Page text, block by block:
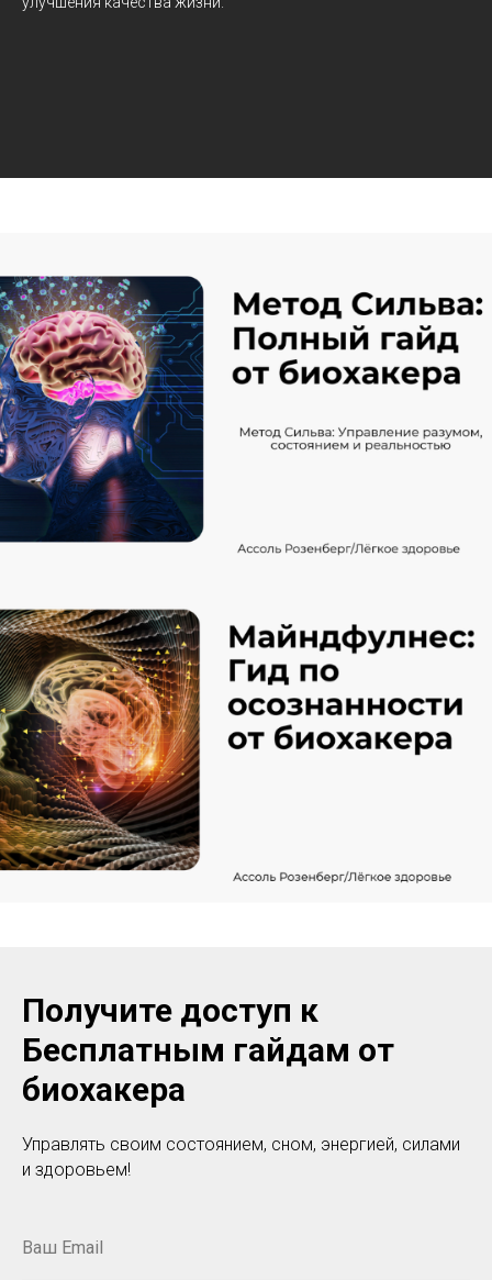
Получите доступ к
Бесплатным гайдам от
биохакера
Управлять своим состоянием, сном, энергией, силами
и здоровьем!